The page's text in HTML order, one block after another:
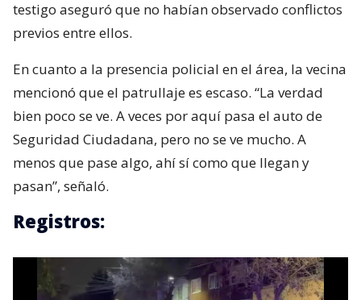
testigo aseguró que no habían observado conflictos
previos entre ellos.
En cuanto a la presencia policial en el área, la vecina
mencionó que el patrullaje es escaso. “La verdad
bien poco se ve. A veces por aquí pasa el auto de
Seguridad Ciudadana, pero no se ve mucho. A
menos que pase algo, ahí sí como que llegan y
pasan”, señaló.
Registros: